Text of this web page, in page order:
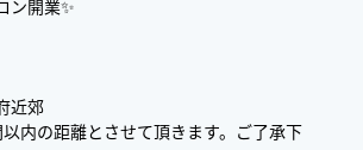
ン開業✨
近郊
内の距離とさせて頂きます。ご了承下